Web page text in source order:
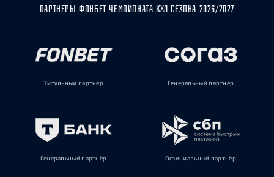
ПАРТНЁРЫ ФОНБЕТ ЧЕМПИОНАТА КХЛ СЕЗОНА 2026/2027
Титульный партнёр Генеральный партнёр
Генеральный партнёр Официальный партнёр